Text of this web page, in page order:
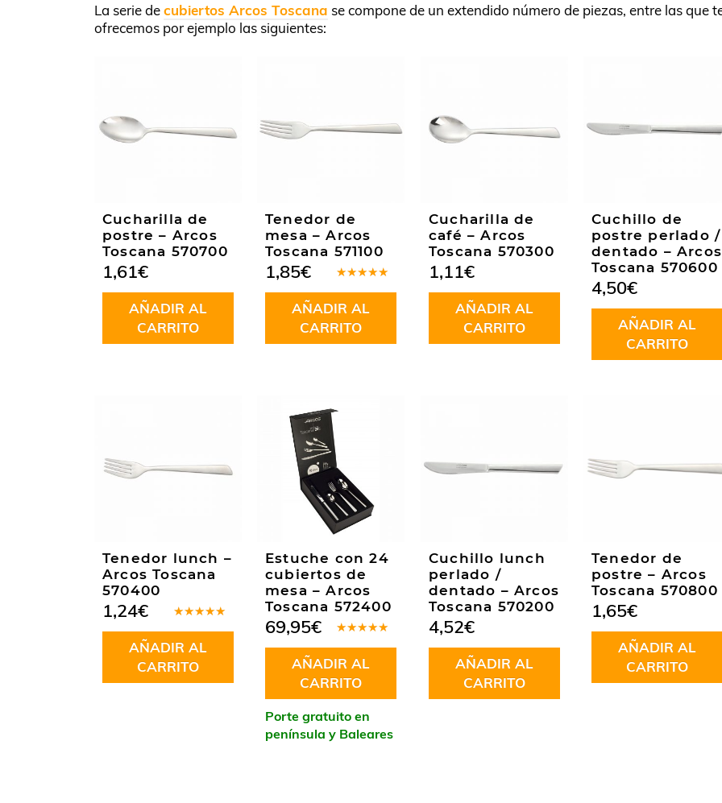
La serie decubiertos Arcos Toscana se compone de un extendido número de piezas, entre las que
ofrecemos por ejemplo las siguientes:
Cucharilla de
postre – Arcos
Toscana 570700
1,61€
AÑADIR AL
CARRITO
Tenedor de
mesa – Arcos
Toscana 571100
en5.00de
5
1,85€
AÑADIR AL
CARRITO
Cucharilla de
café – Arcos
Toscana 570300
1,11€
AÑADIR AL
CARRITO
Cuchillo de
postre perlado /
dentado – Arcos
Toscana 570600
4,50€
AÑADIR AL
CARRITO
Tenedor lunch –
Arcos Toscana
570400
en5.00de
5
1,24€
AÑADIR AL
CARRITO
Estuche con 24
cubiertos de
mesa – Arcos
Toscana 572400
en4.80
de 5
69,95€
AÑADIR AL
CARRITO
Porte gratuito en
península y Baleares
Cuchillo lunch
perlado /
dentado – Arcos
Toscana 570200
4,52€
AÑADIR AL
CARRITO
Tenedor de
postre – Arcos
Toscana 570800
1,65€
AÑADIR AL
CARRITO